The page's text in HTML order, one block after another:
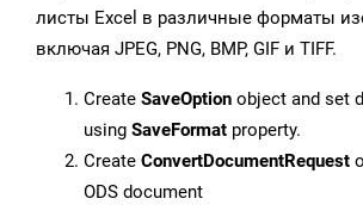
листы Excel в различные форматы
включая JPEG, PNG, BMP, GIF и TIFF.
Create SaveOption object and set
using SaveFormat property.
Create ConvertDocumentRequest
ODS document